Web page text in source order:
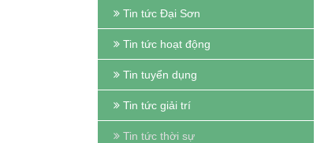
Tin tức Đại Sơn
Tin tức hoạt động
Tin tuyển dụng
Tin tức giải trí
Tin tức thời sự